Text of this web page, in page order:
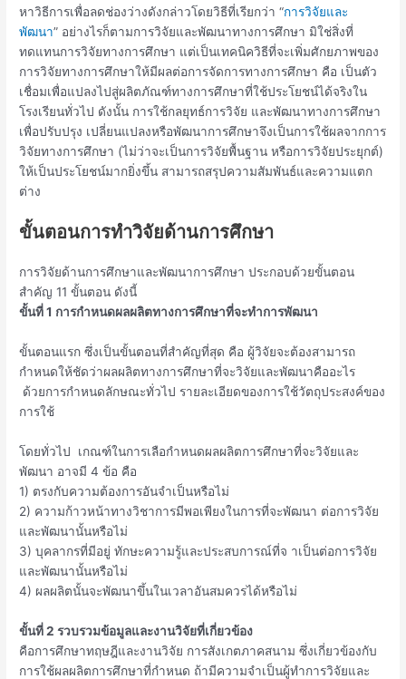
หาวิธีการเพื่อลดช่องว่างดังกล่าวโดยวิธีที่เรียกว่า “การวิจัยและ
พัฒนา” อย่างไรก็ตามการวิจัยและพัฒนาทางการศึกษา มิใช่สิ่งที่
ทดแทนการวิจัยทางการศึกษา แต่เป็นเทคนิควิธีที่จะเพิ่มศักยภาพของ
การวิจัยทางการศึกษาให้มีผลต่อการจัดการทางการศึกษา คือ เป็นตัว
เชื่อมเพื่อแปลงไปสู่ผลิตภัณฑ์ทางการศึกษาที่ใช้ประโยชน์ได้จริงใน
โรงเรียนทั่วไป ดังนั้น การใช้กลยุทธ์การวิจัย และพัฒนาทางการศึกษา
เพื่อปรับปรุง เปลี่ยนแปลงหรือพัฒนาการศึกษาจึงเป็นการใช้ผลจากการ
วิจัยทางการศึกษา (ไม่ว่าจะเป็นการวิจัยพื้นฐาน หรือการวิจัยประยุกต์)
ให้เป็นประโยชน์มากยิ่งขึ้น สามารถสรุปความสัมพันธ์และความแตก
ต่าง
ขั้นตอนการทำวิจัยด้านการศึกษา
การวิจัยด้านการศึกษาและพัฒนาการศึกษา ประกอบด้วยขั้นตอน
สำคัญ 11 ขั้นตอน ดังนี้
ขั้นที่ 1 การกำหนดผลผลิตทางการศึกษาที่จะทำการพัฒนา
ขั้นตอนแรก ซึ่งเป็นขั้นตอนที่สำคัญที่สุด คือ ผู้วิจัยจะต้องสามารถ
กำหนดให้ชัดว่าผลผลิตทางการศึกษาที่จะวิจัยและพัฒนาคืออะไร
ด้วยการกำหนดลักษณะทั่วไป รายละเอียดของการใช้วัตถุประสงค์ของ
การใช้
โดยทั่วไป เกณฑ์ในการเลือกำหนดผลผลิตการศึกษาที่จะวิจัยและ
พัฒนา อาจมี 4 ข้อ คือ
1) ตรงกับความต้องการอันจำเป็นหรือไม่
2) ความก้าวหน้าทางวิชาการมีพอเพียงในการที่จะพัฒนา ต่อการวิจัย
และพัฒนานั้นหรือไม่
3) บุคลากรที่มีอยู่ ทักษะความรู้และประสบการณ์ที่จ าเป็นต่อการวิจัย
และพัฒนานั้นหรือไม่
4) ผลผลิตนั้นจะพัฒนาขึ้นในเวลาอันสมควรได้หรือไม่
ขั้นที่ 2 รวบรวมข้อมูลและงานวิจัยที่เกี่ยวข้อง
คือการศึกษาทฤษฎีและงานวิจัย การสังเกตภาคสนาม ซึ่งเกี่ยวข้องกับ
การใช้ผลผลิตการศึกษาที่กำหนด ถ้ามีความจำเป็นผู้ทำการวิจัยและ